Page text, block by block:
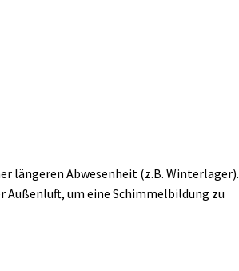
längeren Abwesenheit (z.B. Winterlager).
um eine Schimmelbildung zu